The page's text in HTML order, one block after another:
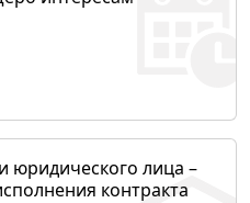
юридического лица –
контракта